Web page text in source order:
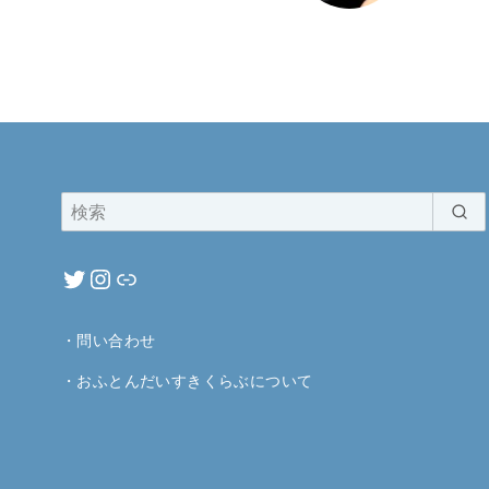
・ 問い合わせ
・ おふとんだいすきくらぶについて